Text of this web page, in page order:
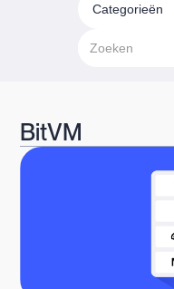
Categorieën
BitVM